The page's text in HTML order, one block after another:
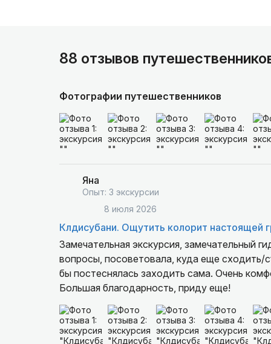
88 отзывов
Фотографии путешественников
Яна
Опыт: 3 экскурсии
8 июля 2026
Клдисубани. Ощутить колорит настоящей
Замечательная экскурсия, замечательный
вопросы, посоветовала, куда еще сходить/
бы постеснялась заходить сама. Очень
Большая благодарность, приду еще!